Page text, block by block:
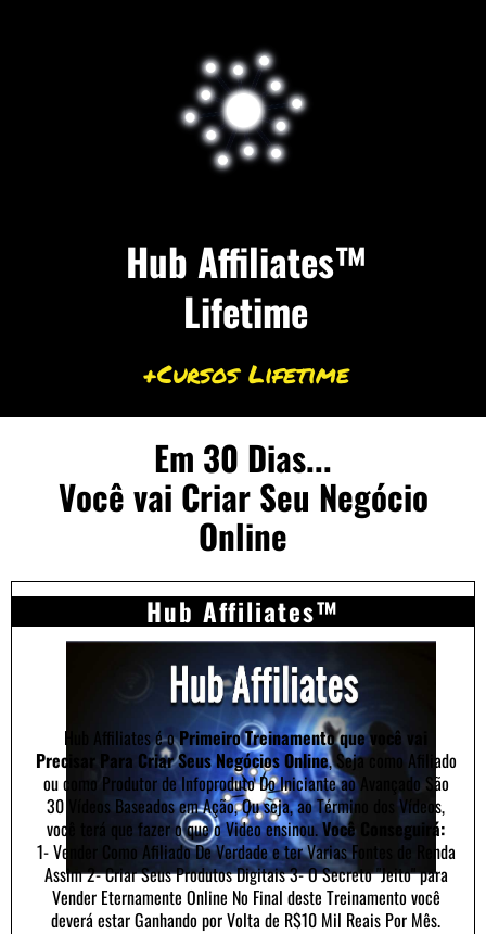
Hub Affiliates™
Lifetime
+Cursos Lifetime
Em 30 Dias...
Você vai Criar Seu Negócio
Online
Hub Affiliates™
Hub Affiliates é oPrimeiro Treinamento que você vai
Precisar Para Criar Seus Negócios Online, Seja como Afiliado
ou como Produtor de Infoproduto Do Iniciante ao Avançado São
30 Vídeos Baseados em Ação, Ou seja, ao Término dos Vídeos,
você terá que fazer o que o Video ensinou.Você Conseguirá:
1- Vender Como Afiliado De Verdade e ter Varias Fontes de Renda
Assim 2- Criar Seus Produtos Digitais 3- O Secreto "Jeito" para
Vender Eternamente Online No Final deste Treinamento você
deverá estar Ganhando por Volta de R$10 Mil Reais Por Mês.